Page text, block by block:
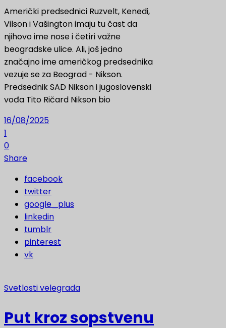
Američki predsednici Ruzvelt, Kenedi,
Vilson i Vašington imaju tu čast da
njihovo ime nose i četiri važne
beogradske ulice. Ali, još jedno
značajno ime američkog predsednika
vezuje se za Beograd - Nikson.
Predsednik SAD Nikson i jugoslovenski
vođa Tito Ričard Nikson bio
16/08/2025
1
0
Share
facebook
twitter
google_plus
linkedin
tumblr
pinterest
vk
Svetlosti velegrada
Put kroz sopstvenu